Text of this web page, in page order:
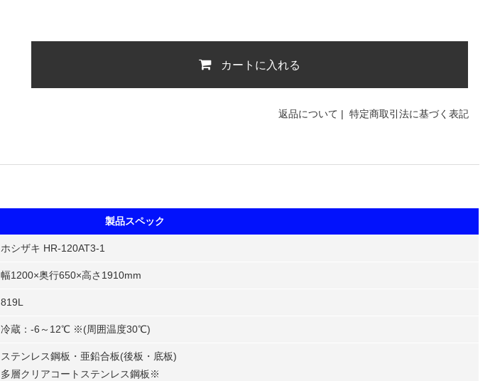
カートに入れる
返品について | 特定商取引法に基づく表記
製品スペック
ホシザキ HR-120AT3-1
幅1200×奥行650×高さ1910mm
819L
冷蔵：-6～12℃ ※(周囲温度30℃)
ステンレス鋼板・亜鉛合板(後板・底板)
多層クリアコートステンレス鋼板※